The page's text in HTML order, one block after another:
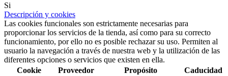
Si
Descripción y cookies
Las cookies funcionales son estrictamente necesarias para
proporcionar los servicios de la tienda, así como para su correcto
funcionamiento, por ello no es posible rechazar su uso. Permiten al
usuario la navegación a través de nuestra web y la utilización de las
diferentes opciones o servicios que existen en ella.
Cookie
Proveedor Propósito Caducidad